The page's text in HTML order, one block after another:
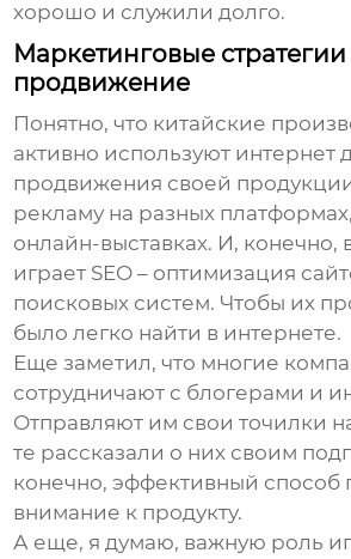
хорошо и служили долго.
Маркетинговые стратегии
продвижение
Понятно, что китайские
активно используют интернет
продвижения своей
рекламу на разных
онлайн-выставках. И, конечно,
играет SEO – оптимизация
поисковых систем. Чтобы их
было легко найти в интернете.
Еще заметил, что многие
сотрудничают с блогерами и
Отправляют им свои точилки
те рассказали о них своим
конечно, эффективный способ
внимание к продукту.
А еще, я думаю, важную роль